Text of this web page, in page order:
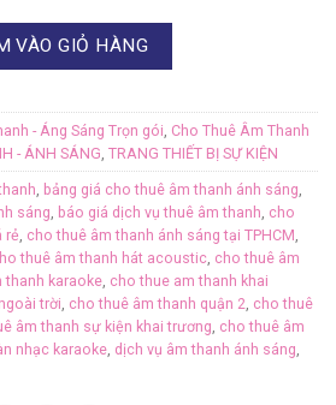
VÀO GIỎ HÀNG
- Áng Sáng Trọn gói, Cho Thuê Âm Thanh
- ÁNH SÁNG, TRANG THIẾT BỊ SỰ KIỆN
, bảng giá cho thuê âm thanh ánh sáng,
sáng, báo giá dịch vụ thuê âm thanh, cho
rẻ, cho thuê âm thanh ánh sáng tại TPHCM,
thuê âm thanh hát acoustic, cho thuê âm
thanh karaoke, cho thue am thanh khai
trời, cho thuê âm thanh quận 2, cho thuê
âm thanh sự kiện khai trương, cho thuê âm
nhạc karaoke, dịch vụ âm thanh ánh sáng,